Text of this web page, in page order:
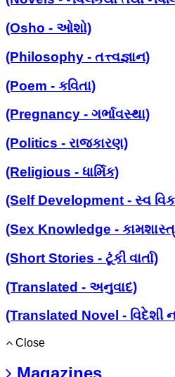
(Osho - ઓશો)
(Philosophy - તત્ત્વજ્ઞાન)
(Poem - કવિતા)
(Pregnancy - ગર્ભાવસ્થા)
(Politics - રાજકારણ)
(Religious - ધાર્મિક)
(Self Development - સ્વ
(Sex Knowledge -
(Short Stories - ટૂંકી વાર્તા)
(Translated - અનુવાદ)
(Translated Novel - વિદેશી
Close
Magazines